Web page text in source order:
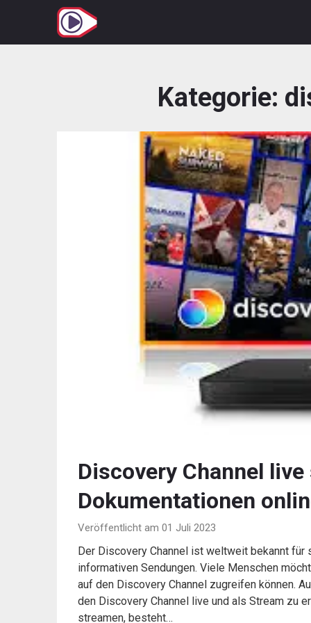
springen
Kategorie:
Discovery Channel
Dokumentationen
Veröffentlicht am 01 Juli 2023
Der Discovery Channel ist weltweit bekannt
informativen Sendungen. Viele Menschen
auf den Discovery Channel zugreifen können.
den Discovery Channel live und als Stream zu
streamen, besteht…